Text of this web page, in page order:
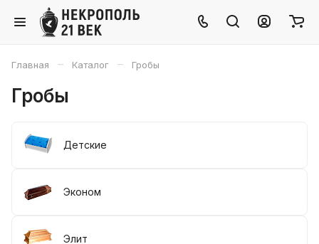
Главная – Каталог – Гробы
Гробы
Детские
Эконом
Элит